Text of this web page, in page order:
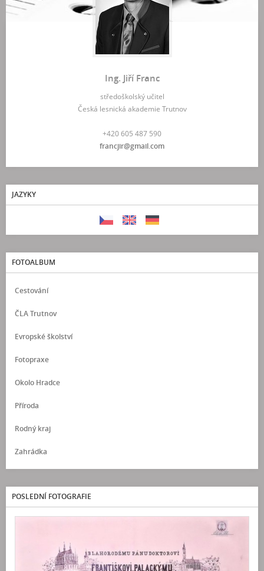
Ing. Jiří Franc
středoškolský učitel
Česká lesnická akademie Trutnov
+420 605 487 590
francjir@gmail.com
JAZYKY
FOTOALBUM
Cestování
ČLA Trutnov
Evropské školství
Fotopraxe
Okolo Hradce
Příroda
Rodný kraj
Zahrádka
POSLEDNÍ FOTOGRAFIE